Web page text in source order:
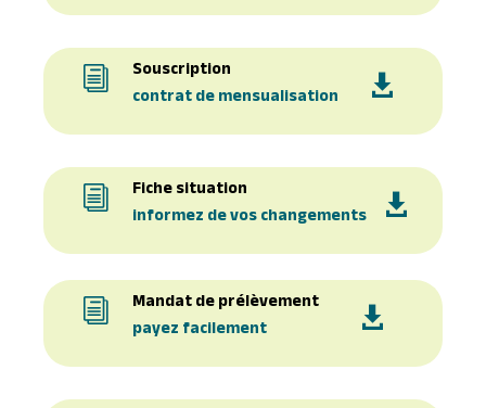
i
Souscription
contrat de mensualisation

i
Fiche situation
informez de vos changements

i
Mandat de prélèvement
payez facilement
